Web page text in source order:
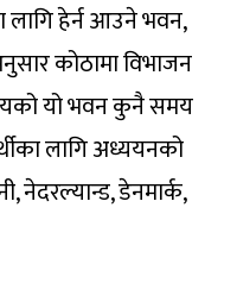
लागि हेर्न आउने भवन,
कोठामा विभाजन
यो भवन कुनै समय
लागि अध्ययनको
नेदरल्यान्ड, डेनमार्क,